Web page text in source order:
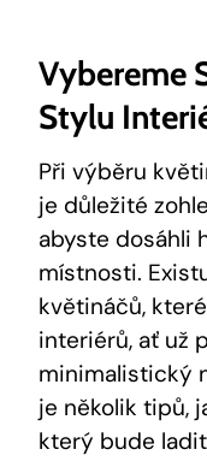
Vybereme
Stylu
Při výběru
je důležité
abyste dosáhli
místnosti.
květináčů,
interiérů, ať už
minimalistický
je několik tipů,
který bude